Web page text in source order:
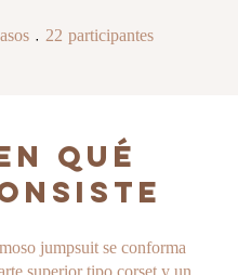
5 pasos
22 participantes
qué
jumpsuit se conforma